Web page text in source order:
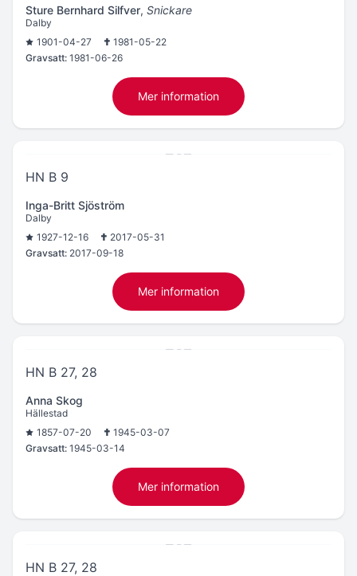
Sture Bernhard Silfver, Snickare
Dalby
1901-04-27
1981-05-22
Gravsatt: 1981-06-26
Mer information
HN B 9
Inga-Britt Sjöström
Dalby
1927-12-16
2017-05-31
Gravsatt: 2017-09-18
Mer information
HN B 27, 28
Anna Skog
Hällestad
1857-07-20
1945-03-07
Gravsatt: 1945-03-14
Mer information
HN B 27, 28